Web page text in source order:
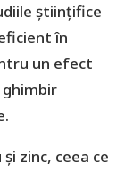
științifice
în
un efect
zinc, ceea ce